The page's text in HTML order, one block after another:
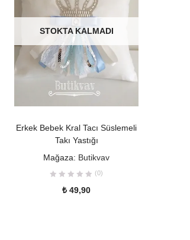
STOKTA KALMADI
Erkek Bebek Kral Tacı Süslemeli
Takı Yastığı
Mağaza: Butikvav
(0)
₺ 49,90